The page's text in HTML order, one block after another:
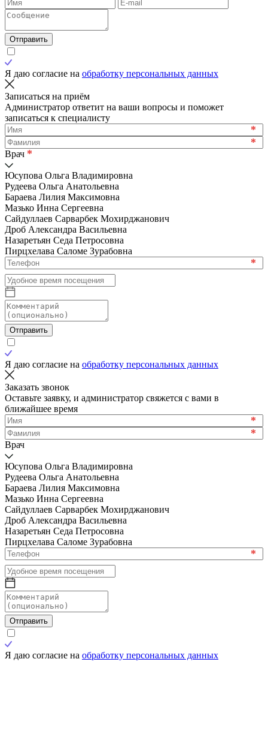
Отправить
Я даю согласие на обработку персональных данных
Записаться на приём
Администратор ответит на ваши вопросы и поможет
записаться к специалисту
*
*
Врач *
Юсупова Ольга Владимировна
Рудеева Ольга Анатольевна
Бараева Лилия Максимовна
Мазько Инна Сергеевна
Сайдуллаев Сарварбек Мохирджанович
Дроб Александра Васильевна
Назаретьян Седа Петросовна
Пирцхелава Саломе Зурабовна
*
Отправить
Я даю согласие на обработку персональных данных
Заказать звонок
Оставьте заявку, и администратор свяжется с вами в
ближайшее время
*
*
Врач
Юсупова Ольга Владимировна
Рудеева Ольга Анатольевна
Бараева Лилия Максимовна
Мазько Инна Сергеевна
Сайдуллаев Сарварбек Мохирджанович
Дроб Александра Васильевна
Назаретьян Седа Петросовна
Пирцхелава Саломе Зурабовна
*
Отправить
Я даю согласие на обработку персональных данных